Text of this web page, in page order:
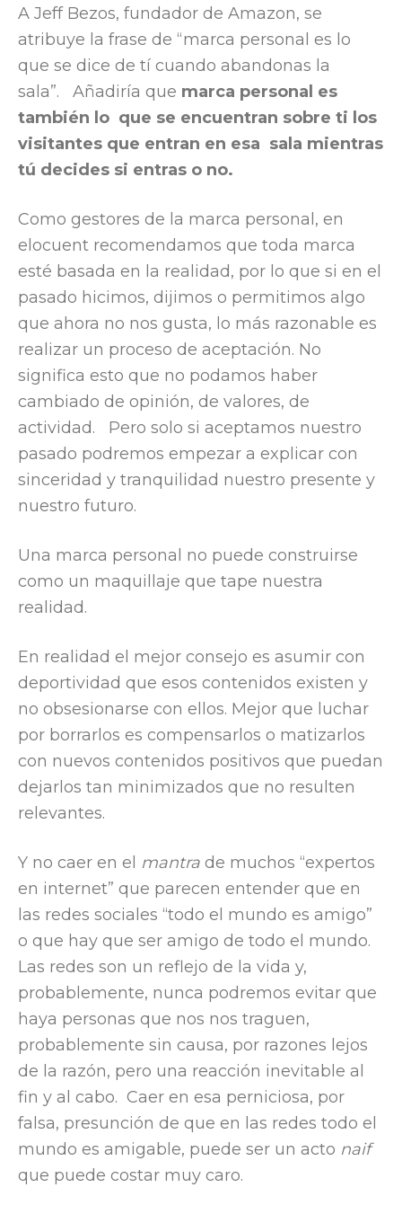
A Jeff Bezos, fundador de Amazon, se
atribuye la frase de “marca personal es lo
que se dice de tí cuando abandonas la
sala”. Añadiría que marca personal es
también lo que se encuentran sobre ti los
visitantes que entran en esa sala mientras
tú decides si entras o no.
Como gestores de la marca personal, en
elocuent recomendamos que toda marca
esté basada en la realidad, por lo que si en el
pasado hicimos, dijimos o permitimos algo
que ahora no nos gusta, lo más razonable es
realizar un proceso de aceptación. No
significa esto que no podamos haber
cambiado de opinión, de valores, de
actividad. Pero solo si aceptamos nuestro
pasado podremos empezar a explicar con
sinceridad y tranquilidad nuestro presente y
nuestro futuro.
Una marca personal no puede construirse
como un maquillaje que tape nuestra
realidad.
En realidad el mejor consejo es asumir con
deportividad que esos contenidos existen y
no obsesionarse con ellos. Mejor que luchar
por borrarlos es compensarlos o matizarlos
con nuevos contenidos positivos que puedan
dejarlos tan minimizados que no resulten
relevantes.
Y no caer en el mantra de muchos “expertos
en internet” que parecen entender que en
las redes sociales “todo el mundo es amigo”
o que hay que ser amigo de todo el mundo.
Las redes son un reflejo de la vida y,
probablemente, nunca podremos evitar que
haya personas que nos nos traguen,
probablemente sin causa, por razones lejos
de la razón, pero una reacción inevitable al
fin y al cabo. Caer en esa perniciosa, por
falsa, presunción de que en las redes todo el
mundo es amigable, puede ser un acto naif
que puede costar muy caro.